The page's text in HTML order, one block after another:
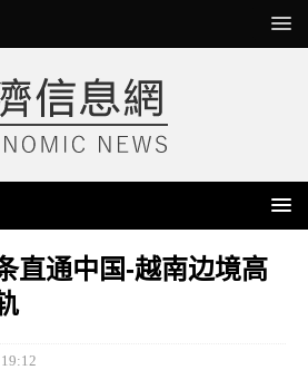
直通中国-越南边境高